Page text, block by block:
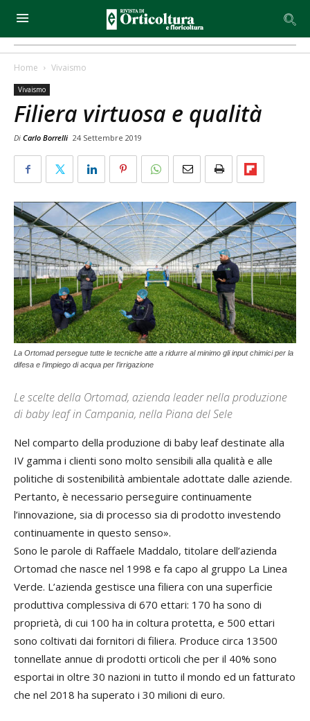
Home Vivaismo
Vivaismo
Filiera virtuosa e qualità
Di Carlo Borrelli 24 Settembre 2019
La Ortomad persegue tutte le tecniche atte a ridurre al minimo gli input chimici per la
difesa e l’impiego di acqua per l’irrigazione
Le scelte della Ortomad, azienda leader nella produzione
di baby leaf in Campania, nella Piana del Sele
Nel comparto della produzione di baby leaf destinate alla
IV gamma i clienti sono molto sensibili alla qualità e alle
politiche di sostenibilità ambientale adottate dalle aziende.
Pertanto, è necessario perseguire continuamente
l’innovazione, sia di processo sia di prodotto investendo
continuamente in questo senso».
Sono le parole di Raffaele Maddalo, titolare dell’azienda
Ortomad che nasce nel 1998 e fa capo al gruppo La Linea
Verde. L’azienda gestisce una filiera con una superficie
produttiva complessiva di 670 ettari: 170 ha sono di
proprietà, di cui 100 ha in coltura protetta, e 500 ettari
sono coltivati dai fornitori di filiera. Produce circa 13500
tonnellate annue di prodotti orticoli che per il 40% sono
esportai in oltre 30 nazioni in tutto il mondo ed un fatturato
che nel 2018 ha superato i 30 milioni di euro.